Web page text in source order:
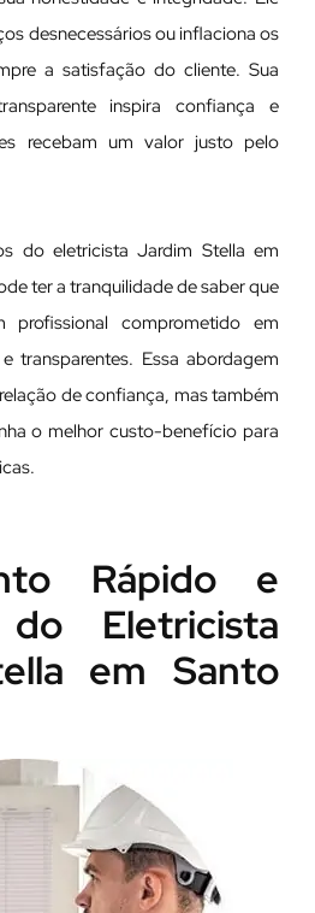
desnecessários ou inflaciona os
a satisfação do cliente. Sua
inspira confiança e
recebam um valor justo pelo
do eletricista Jardim Stella em
ter a tranquilidade de saber que
comprometido em
transparentes. Essa abordagem
de confiança, mas também
o melhor custo-benefício para
Rápido e
Eletricista
em Santo